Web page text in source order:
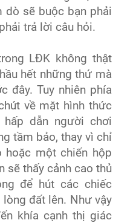
dò sẽ buộc bạn phải
trả lời câu hỏi.
LĐK không thật
hết những thứ mà
đây. Tuy nhiên phía
về mặt hình thức
dẫn người chơi
tầm bảo, thay vì chỉ
hoặc một chiến hộp
sẽ thấy cảnh cao thủ
để hút các chiếc
đất lên. Như vậy
khía cạnh thị giác